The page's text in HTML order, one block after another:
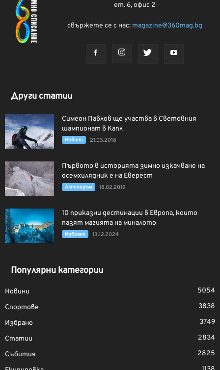
ет. 6, офис 2
свържете се с нас: magazine@360mag.bg
Други статии
Симеон Павлов ще участва в Световния
шампионат в Капл
Новини 21.03.2018
Първото в историята зимно изкачване на
осемхилядник е на Еверест
Алпинизъм 18.02.2019
10 приказни дестинации в Европа, които
пазят магията на миналото
Избрано 13.12.2024
Популярни категории
Новини
5054
Спортове
3838
Избрано
3749
Статии
2834
Събития
2825